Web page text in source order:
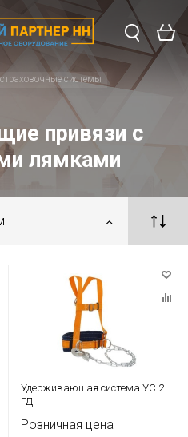
системы
привязи с
лямками
Удерживающая система УС 2
ГД
Розничная цена